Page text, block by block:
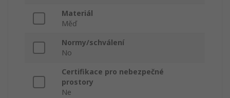
Materiál
Měď
Normy/schválení
No
Certifikace pro nebezpečné
prostory
Ne